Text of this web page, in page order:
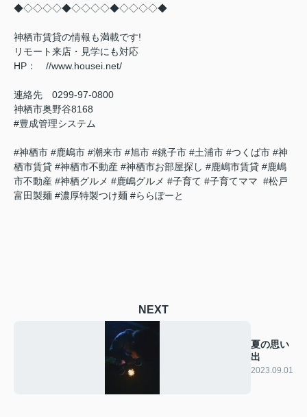
◆◇◇◇◇◆◇◇◇◇◆◇◇◇◇◆
神栖市賃貸の情報も満載です!
リモート来店・見学にも対応
HP： //www.housei.net/
連絡先 0299‐97‐0800
神栖市奥野谷8168
#豊成管理システム
#神栖市 #鹿嶋市 #潮来市 #旭市 #銚子市 #土浦市 #つくば市 #神
栖市賃貸 #神栖市不動産 #神栖市お部屋探し #鹿嶋市賃貸 #鹿嶋
市不動産 #神栖グルメ #鹿嶋グルメ #子育て #子育てママ #松戸
富田製麺 #濃厚特製つけ麺 #ららぽーと
NEXT
夏の思い
出
2023.09.01